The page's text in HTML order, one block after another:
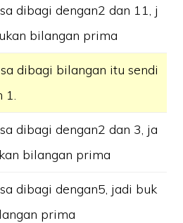
dibagi dengan2 dan 11, j
bilangan prima
dibagi bilangan itu sendi
1.
dibagi dengan2 dan 3, ja
bilangan prima
dibagi dengan5, jadi buk
prima